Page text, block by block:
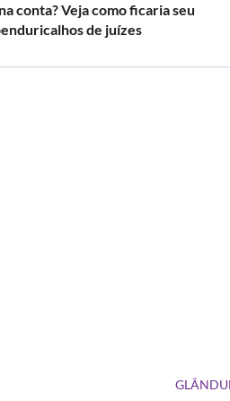
conta? Veja como ficaria seu
de juízes